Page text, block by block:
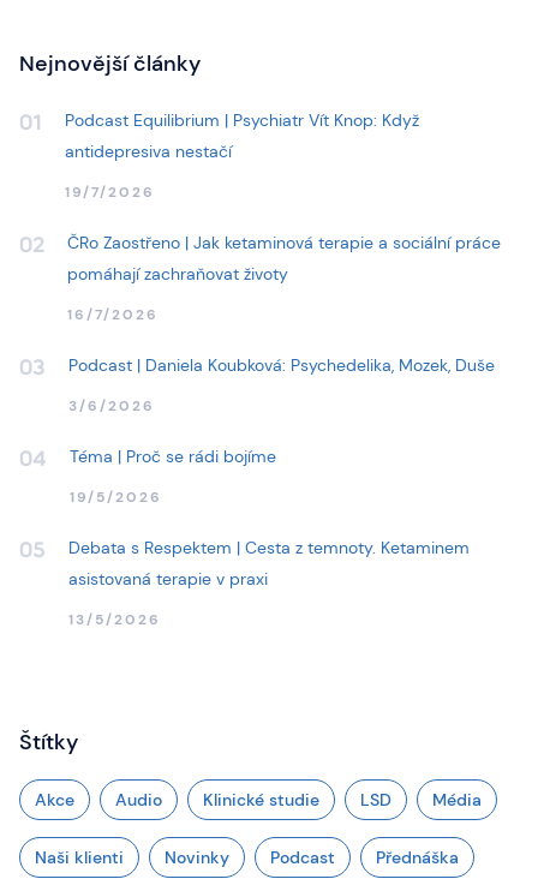
Nejnovější články
01
Podcast Equilibrium | Psychiatr Vít Knop: Když
antidepresiva nestačí
19/7/2026
02
ČRo Zaostřeno | Jak ketaminová terapie a sociální práce
pomáhají zachraňovat životy
16/7/2026
03 Podcast | Daniela Koubková: Psychedelika, Mozek, Duše
3/6/2026
04 Téma | Proč se rádi bojíme
19/5/2026
05
Debata s Respektem | Cesta z temnoty. Ketaminem
asistovaná terapie v praxi
13/5/2026
Štítky
Akce Audio Klinické studie LSD Média
Naši klienti Novinky Podcast Přednáška